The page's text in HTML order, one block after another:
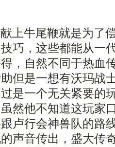
上牛尾鞭就是为了
巧，这些都能从一
，自然不同于热血
但是一想有沃玛战
是一个无关紧要的
然他不知道这玩家
卢行会神兽队的路
声音传出，盛大传